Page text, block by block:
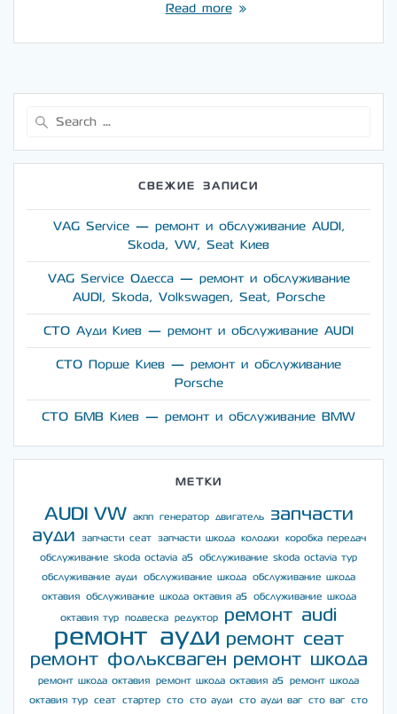
Read more
СВЕЖИЕ ЗАПИСИ
VAG Service — ремонт и обслуживание AUDI,
Skoda, VW, Seat Киев
VAG Service Одесса — ремонт и обслуживание
AUDI, Skoda, Volkswagen, Seat, Porsche
СТО Ауди Киев — ремонт и обслуживание AUDI
СТО Порше Киев — ремонт и обслуживание
Porsche
СТО БМВ Киев — ремонт и обслуживание BMW
МЕТКИ
AUDI VW акпп генератор двигатель
запчасти
ауди
запчасти сеат запчасти шкода колодки
коробка передач
обслуживание skoda octavia a5
обслуживание skoda octavia тур
обслуживание ауди
обслуживание шкода
обслуживание шкода
октавия
обслуживание шкода октавия а5 обслуживание шкода
октавия тур подвеска редуктор ремонт audi
ремонт ауди ремонт сеат
ремонт фольксваген ремонт шкода
ремонт шкода октавия ремонт шкода октавия а5
ремонт шкода
октавия тур
сеат стартер сто сто ауди сто ауди ваг сто ваг сто